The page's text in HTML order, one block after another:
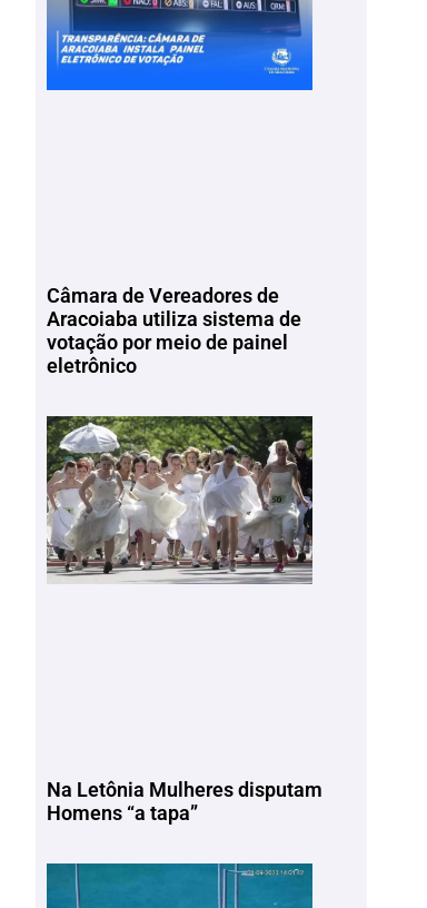
Câmara de Vereadores de
Aracoiaba utiliza sistema de
votação por meio de painel
eletrônico
Na Letônia Mulheres disputam
Homens “a tapa”